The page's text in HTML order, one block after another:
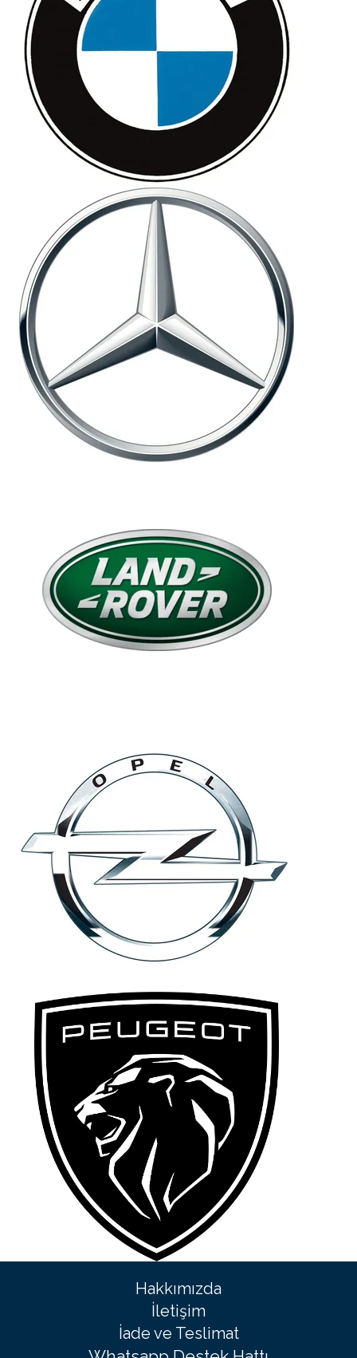
Hakkımızda
İletişim
İade ve Teslimat